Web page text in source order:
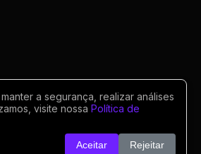
a segurança, realizar análises
visite nossa Política de
Aceitar Rejeitar